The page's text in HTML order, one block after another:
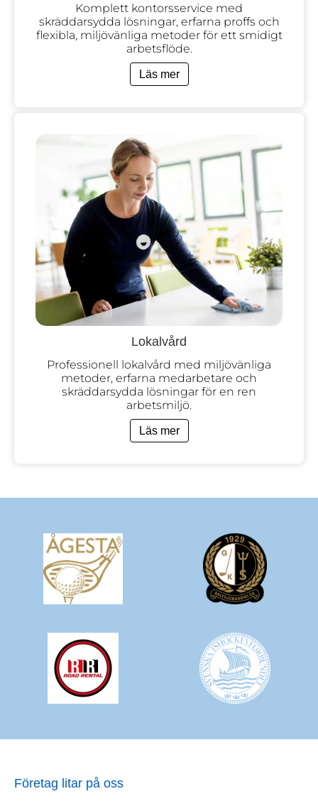
Komplett kontorsservice med
skräddarsydda lösningar, erfarna proffs och
flexibla, miljövänliga metoder för ett smidigt
arbetsflöde.
Läs mer
Lokalvård
Professionell lokalvård med miljövänliga
metoder, erfarna medarbetare och
skräddarsydda lösningar för en ren
arbetsmiljö.
Läs mer
Företag litar på oss